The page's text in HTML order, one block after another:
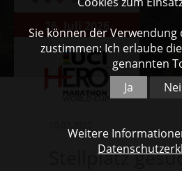
26. Juli 2026
Stellplatz
Sie können der Verwendung
zustimmen: Ich erlaube
genannten
Ja
Weitere